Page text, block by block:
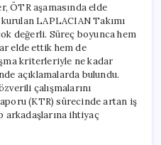
ÖTR aşamasında elde
LAPLACIAN Takımı
değerli. Süreç boyunca hem
elde ettik hem de
kriterleriyle ne kadar
açıklamalarda bulundu.
çalışmalarını
(KTR) sürecinde artan iş
arkadaşlarına ihtiyaç